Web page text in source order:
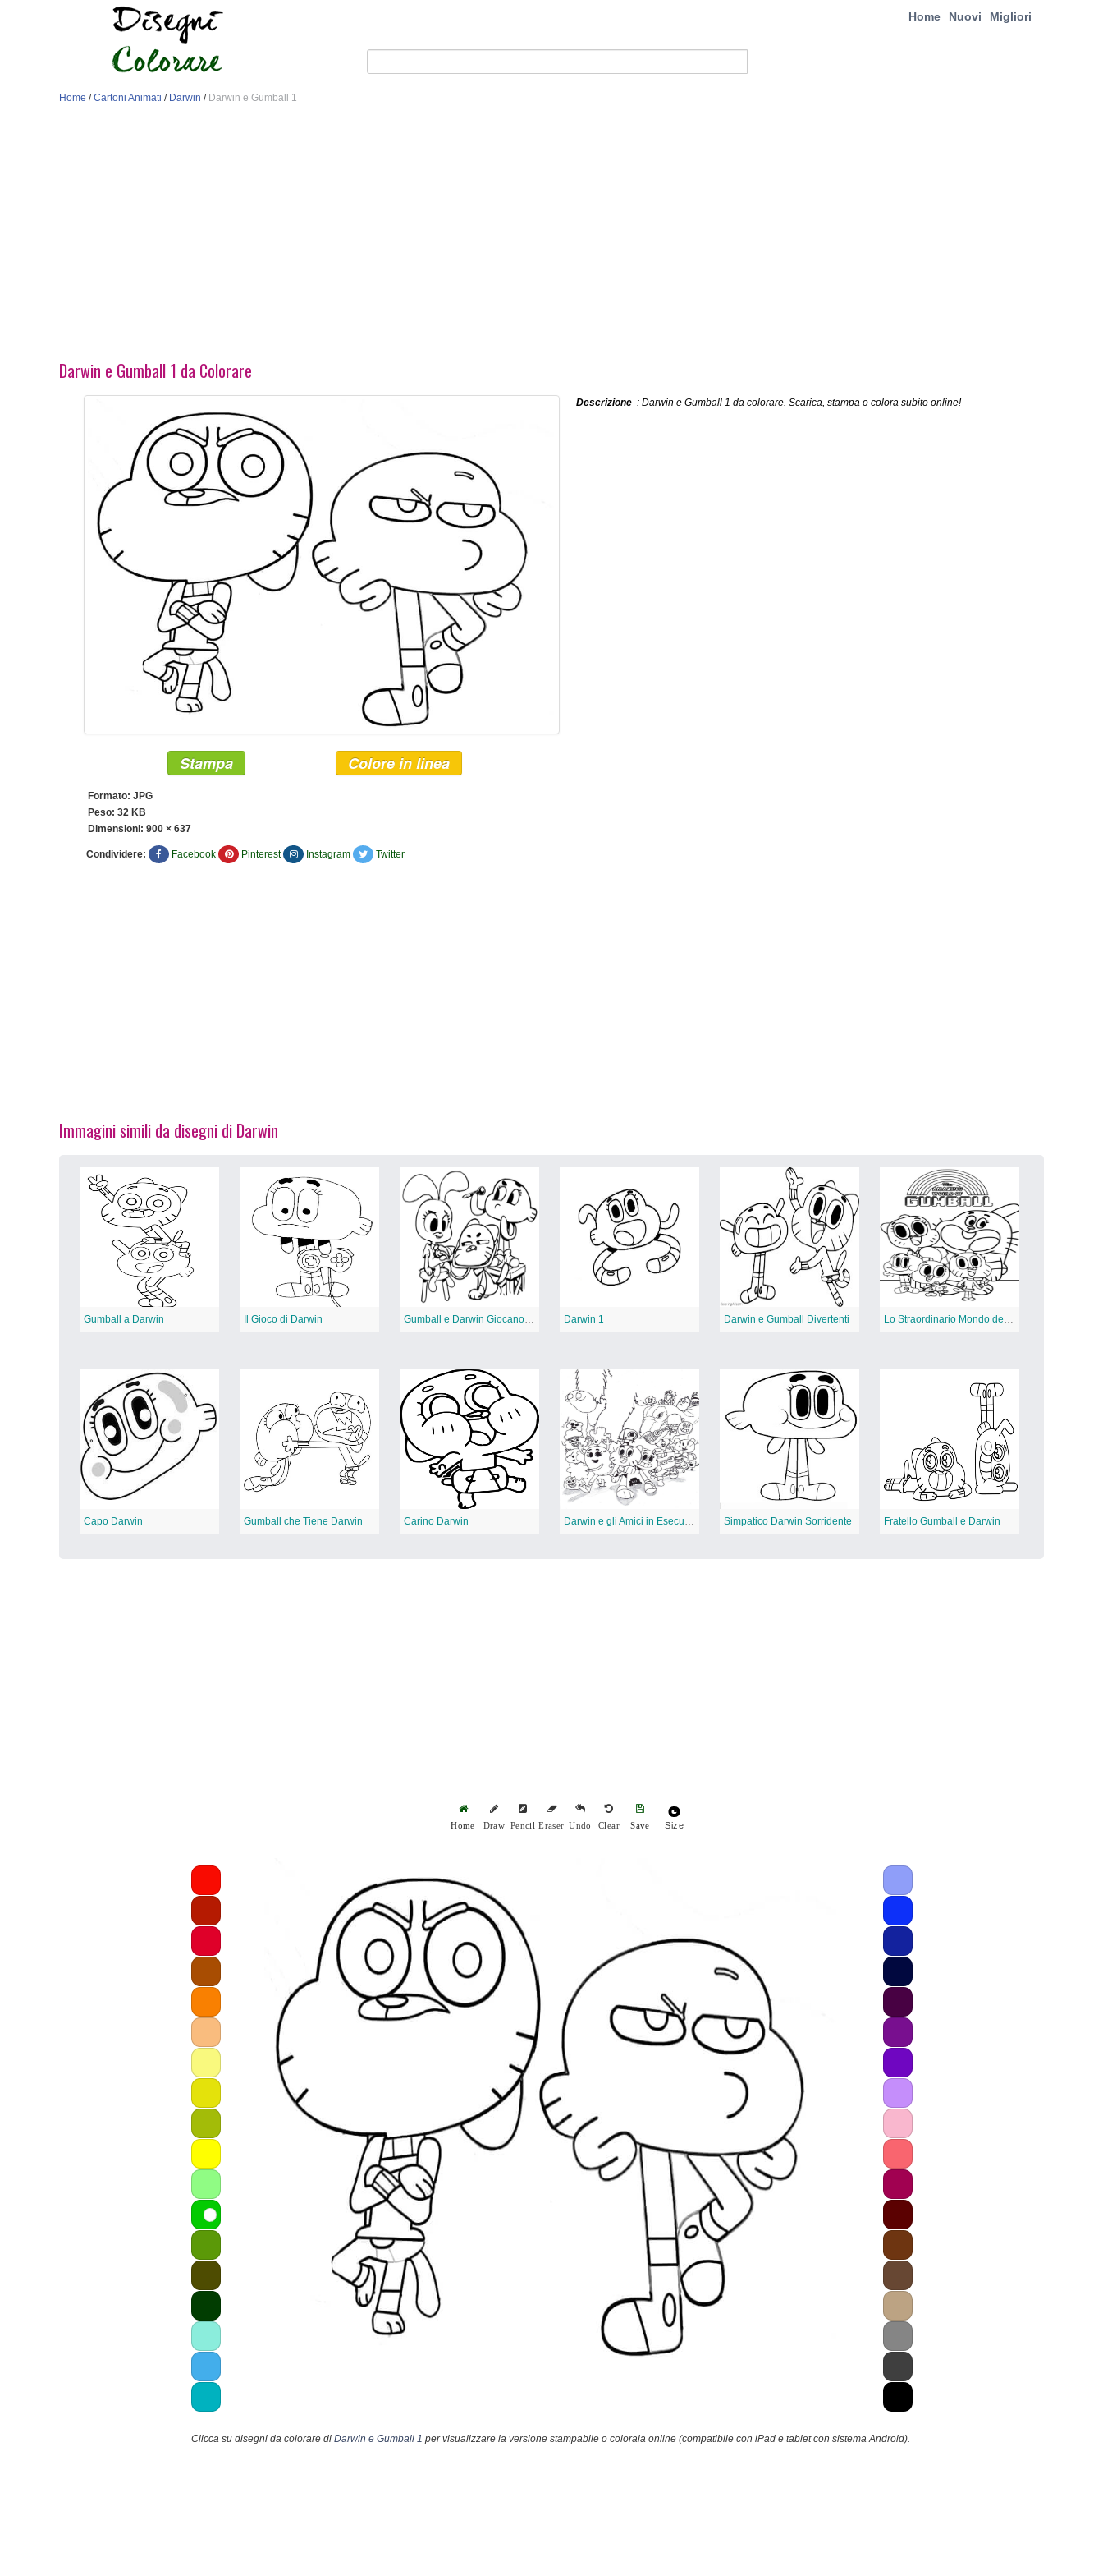
Home Nuovi Migliori
Home /Cartoni Animati / Darwin / Darwin e Gumball 1
Darwin e Gumball 1 da Colorare
Descrizione : Darwin e Gumball 1 da colorare. Scarica, stampa o colora subito online!
Stampa Colore in linea
Formato: JPG
Peso: 32 KB
Dimensioni: 900 × 637
Condividere: Facebook Pinterest Instagram Twitter
Immagini simili da disegni di Darwin
Gumball a Darwin Il Gioco di Darwin Gumball e Darwin Giocano al Dottore Darwin 1 Darwin e Gumball Divertenti Lo Straordinario Mondo del Disegno di Gumball
Capo Darwin Gumball che Tiene Darwin Carino Darwin Darwin e gli Amici in Esecuzione Simpatico Darwin Sorridente Fratello Gumball e Darwin
Home Draw Pencil Eraser Undo Clear Save Size
Clicca su disegni da colorare di Darwin e Gumball 1 per visualizzare la versione stampabile o colorala online (compatibile con iPad e tablet con sistema Android).